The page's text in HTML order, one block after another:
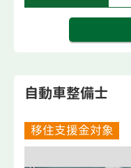
自動車整備士
移住支援金対象